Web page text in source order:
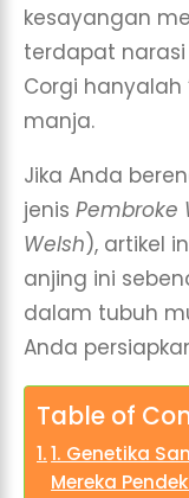
kesayangan
terdapat narasi
Corgi hanyalah
manja.
Jika Anda
jenis Pembroke
Welsh), artikel
anjing ini
dalam tubuh
Anda
Table of
1. Genetika
Mereka